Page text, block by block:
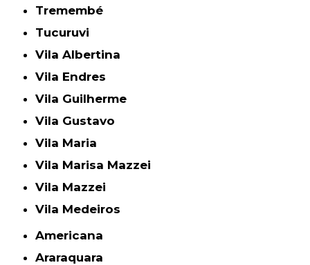
Tremembé
Tucuruvi
Vila Albertina
Vila Endres
Vila Guilherme
Vila Gustavo
Vila Maria
Vila Marisa Mazzei
Vila Mazzei
Vila Medeiros
Americana
Araraquara